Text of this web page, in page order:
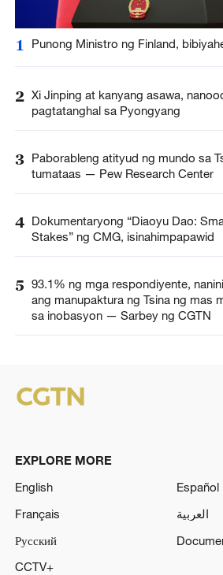
1 Punong Ministro ng Finland,
2 Xi Jinping at kanyang asawa,
pagtatanghal sa Pyongyang
3 Paborableng atityud ng mundo sa
tumataas — Pew Research Center
4 Dokumentaryong “Diaoyu Dao:
Stakes” ng CMG, isinahimpapawid
5 93.1% ng mga respondiyente,
ang manupaktura ng Tsina ng mas
sa inobasyon — Sarbey ng CGTN
EXPLORE MORE
English
Español
Français
العربية
Русский
CCTV+